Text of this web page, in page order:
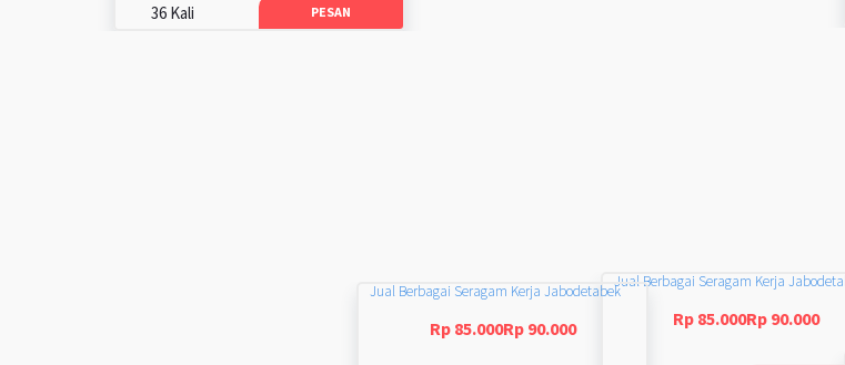
36 Kali PESAN
Jual Berbagai Seragam Kerja
Rp 85.000Rp 90.000
Jual Berbagai Seragam Kerja Jabodetabek
Rp 85.000Rp 90.000